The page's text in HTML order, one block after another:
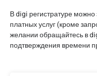
В digi регистратуре
платных услуг (кроме
желании обращайтесь в
подтверждения времени